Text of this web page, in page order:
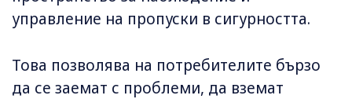
управление на пропуски в сигурността.
Това позволява на потребителите бързо
да се заемат с проблеми, да вземат